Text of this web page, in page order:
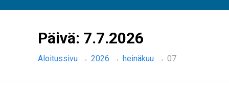
Päivä: 7.7.2026
Aloitussivu → 2026 → heinäkuu → 07